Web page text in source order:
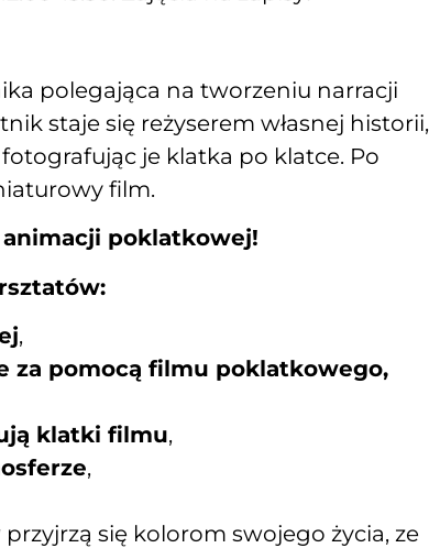
polegająca na tworzeniu narracji
staje się reżyserem własnej historii,
je klatka po klatce. Po
film.
poklatkowej!
,
za pomocą filmu poklatkowego,
klatki filmu,
,
się kolorom swojego życia, ze